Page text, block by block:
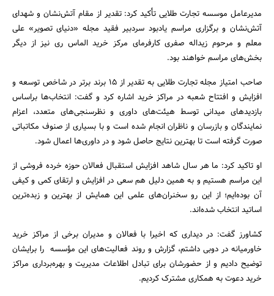
مدیرعامل موسسه تجارت طلایی تأکید کرد: تقدیر از مقام آتش‌نشان‌ و شهدای
آتش‌نشان و برگزاری مراسم یادبود سردبیر فقید مجله «دنیای تصویر» علی
معلم و مرحوم زیداله صفری کارفرمای مرکز خرید الماس ری نیز از دیگر
بخش‌های مراسم خواهند بود.
صاحب امتیاز مجله تجارت طلایی به تقدیر از 15 برند برتر در شاخص توسعه و
افزایش و افتتاح شعبه در مراکز خرید اشاره کرد و گفت: انتخاب‌ها براساس
بازدیدهای میدانی توسط هیئت‌های داوری و نظرسنجی‌های متعدد، اعزام
نمایندگان و بازرسان و ناظران انجام شده است و با بسیاری از صنوف مکاتباتی
صورت گرفته است تا بهترین نتایج حاصل شود و در داوری‌ها اعمال شود.
او تاکید کرد: ما هر سال شاهد افزایش استقبال فعالان حوزه خرده فروشی از
این مراسم هستیم و به همین دلیل هم سعی در افزایش و ارتقای کمی و کیفی
آن بوده‌ایم؛ از این رو سخنران‌های علمی این همایش از بهترین و زبده‌ترین
اساتید انتخاب شده‌اند.
کشاورز گفت: در دیداری که اخیرا با فعالان و مدیران برخی از مراکز خرید
خاورمیانه در دوبی داشتم، گزارش و روند فعالیت‌های این مؤسسه را برایشان
توضیح دادیم و از حضورشان برای تبادل اطلاعات مدیریت و بهره‌برداری مراکز
خرید دعوت به همکاری مشترک کردیم.